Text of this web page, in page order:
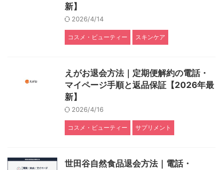
新】
2026/4/14
コスメ・ビューティー スキンケア
えがお退会方法｜定期便解約の電話・
マイページ手順と返品保証【2026年最
新】
2026/4/16
コスメ・ビューティー サプリメント
世田谷自然食品退会方法｜電話・